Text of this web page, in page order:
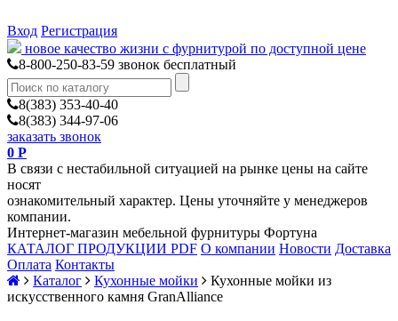
Вход Регистрация
новое качество жизни с фурнитурой по доступной цене
8-800-250-83-59 звонок бесплатный
8(383) 353-40-40
8(383) 344-97-06
заказать звонок
0 Р
В связи с нестабильной ситуацией на рынке цены на сайте
носят
ознакомительный характер. Цены уточняйте у менеджеров
компании.
Интернет-магазин мебельной фурнитуры Фортуна
КАТАЛОГ ПРОДУКЦИИ PDF О компании Новости Доставка
Оплата Контакты
Каталог
Кухонные мойки
Кухонные мойки из
искусственного камня GranAlliance